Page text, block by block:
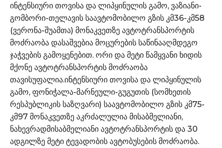
ინტენსიური თოვისა და ლიპყინულის გამო, ვაზიანი-
გომბორი-თელავის საავტომობილო გზის კმ36-კმ58
(ვერონა-შუამთა) მონაკვეთზე ავტოტრანსპორტის
მოძრაობა დასაშვებია მოცურების საწინააღმდეგო
ჯაჭვების გამოყენებით. ორი და მეტი წამყვანი ხიდის
მქონე ავტოტრანსპორტის მოძრაობა
თავისუფალია.ინტენსიური თოვისა და ლიპყინულის
გამო, ფონიჭალა-მარნეული-გუგუთის (სომხეთის
რესპუბლიკის საზღვარი) საავტომობილო გზის კმ75-
კმ97 მონაკვეთზე აკრძალულია მისაბმელიანი,
ნახევრადმისაბმელიანი ავტოტრანსპორტის და 30
ადგილზე მეტი ტევადობის ავტობუსების მოძრაობა.